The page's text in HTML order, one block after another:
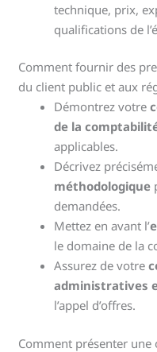
technique, prix,
qualifications de
Comment fournir des
du client public et aux
Démontrez votre
de la
applicables.
Décrivez
méthodologique
demandées.
Mettez en avant l’
le domaine de la
Assurez de votre
administratives
l’appel d’offres.
Comment présenter